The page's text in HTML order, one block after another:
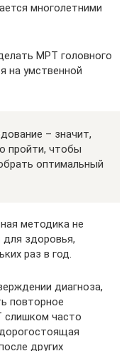
многолетними
МРТ головного
на умственной
– значит,
пройти, чтобы
оптимальный
методика не
для здоровья,
раз в год.
диагноза,
повторное
слишком часто
других